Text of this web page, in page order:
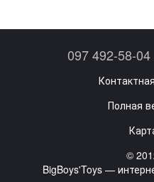
097 492-58-04
Полная
©
BigBoys'Toys —